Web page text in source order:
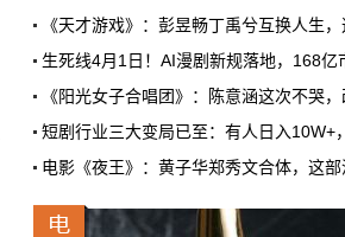
制作，成本400万。预计9月上线。
6月28日 9:25:00
短剧从业者在评论区集体破防。有人说"今
机率比去年腰斩"，有人说"演员片酬从日
三天的东西，AI一天出八集，还比你好看…
本网
《天才游戏》：彭昱畅丁禹兮互换人生
生死线4月1日！AI漫剧新规落地，168亿
《阳光女子合唱团》：陈意涵这次不哭，
短剧行业三大变局已至：有人日入10W+
电影《夜王》：黄子华郑秀文合体，这部